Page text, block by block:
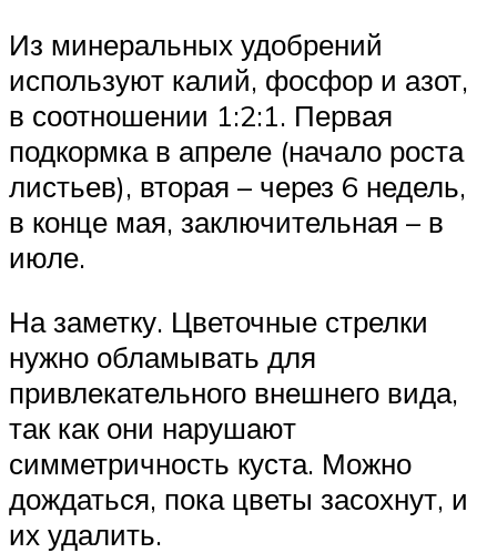
Из минеральных удобрений
используют калий, фосфор и азот,
в соотношении 1:2:1. Первая
подкормка в апреле (начало роста
листьев), вторая – через 6 недель,
в конце мая, заключительная – в
июле.
На заметку. Цветочные стрелки
нужно обламывать для
привлекательного внешнего вида,
так как они нарушают
симметричность куста. Можно
дождаться, пока цветы засохнут, и
их удалить.